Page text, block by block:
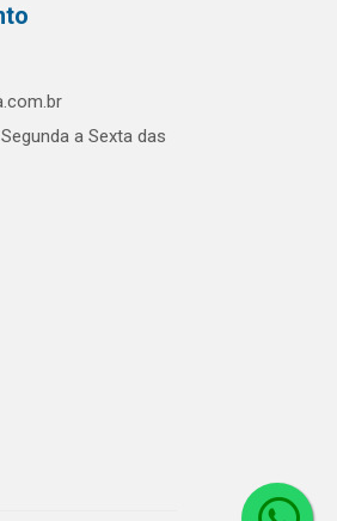
a Sexta das